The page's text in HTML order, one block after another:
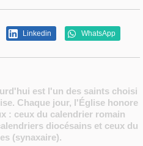
Linkedin WhatsApp
est l'un des saints choisi
Chaque jour, l'Église honore
: ceux du calendrier romain
diocésains et ceux du
(synaxaire).